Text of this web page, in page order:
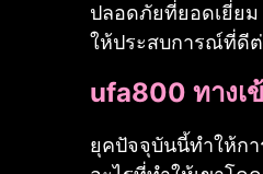
ปลอดภัยที่ยอดเยี่ยม
ให้ประสบการณ์ที่ดี
ufa800 ทางเ
ยุคปัจจุบันนี้ทำให้กา